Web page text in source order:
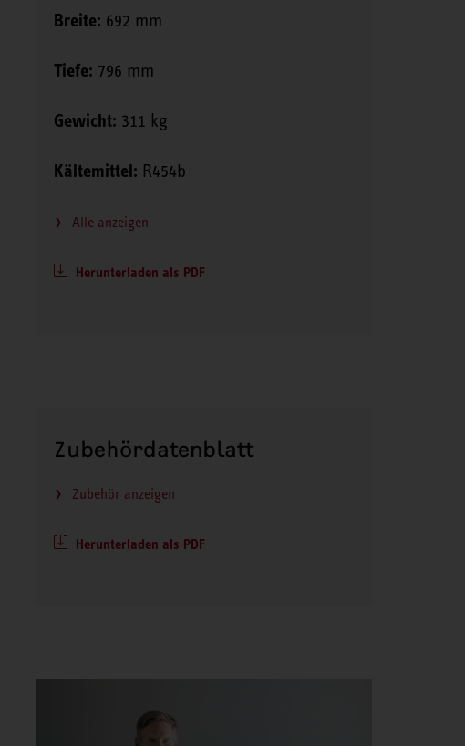
Breite: 692 mm
Tiefe: 796 mm
Gewicht: 311 kg
Kältemittel: R454b
Alle anzeigen
Herunterladen als PDF
Zubehördatenblatt
Zubehör anzeigen
Herunterladen als PDF